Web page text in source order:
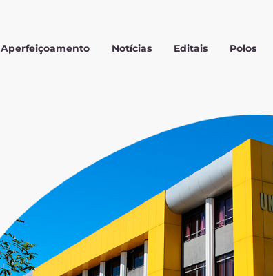
Aperfeiçoamento Notícias Editais Polos